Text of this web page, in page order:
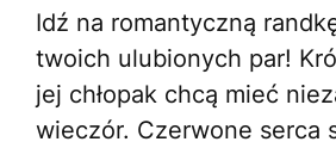
Idź na romantyczną
twoich ulubionych par!
jej chłopak chcą mieć
wieczór. Czerwone serca